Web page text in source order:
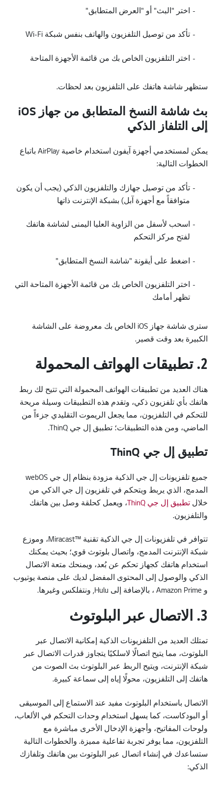
- اختر "البث" أو "العرض المتطابق"
- تأكد من توصيل التلفزيون والهاتف بنفس شبكة Wi-Fi
- اختر التلفزيون الخاص بك من قائمة الأجهزة المتاحة
ستظهر شاشة هاتفك على التلفزيون بعد لحظات.
بث شاشة النسخ المتطابق من جهاز iOS
إلى التلفاز الذكي
يمكن لمستخدمي أجهزة آيفون استخدام خاصية AirPlay باتباع
الخطوات التالية:
- تأكد من توصيل جهازك والتلفزيون الذكي (يجب أن يكون
متوافقاً مع أجهزة آبل) بشبكة الإنترنت ذاتها
- اسحب لأسفل من الزاوية العليا اليمنى لشاشة هاتفك
لفتح مركز التحكم
- اضغط على أيقونة "شاشة النسخ المتطابق"
- اختر التلفزيون الخاص بك من قائمة الأجهزة المتاحة التي
تظهر أمامك
سترى شاشة جهاز iOS الخاص بك معروضة على الشاشة
الكبيرة بعد وقت قصير.
2. تطبيقات الهواتف المحمولة
هناك العديد من تطبيقات الهواتف المحمولة التي تتيح لك ربط
هاتفك بأي تلفزيون ذكي، وتقدم هذه التطبيقات وسيلة مريحة
للتحكم في التلفزيون، مما يجعل الريموت التقليدي جزءاً من
الماضي، ومن هذه التطبيقات؛ تطبيق إل جي ThinQ.
تطبيق إل جي ThinQ
جميع تلفزيونات إل جي الذكية مزودة بنظام إل جي webOS
المدمج، الذي يربط ويتحكم في تلفزيون إل جي الذكي من
خلال تطبيق إل جي ThinQ
، ويعمل كحلقة وصل بين هاتفك
والتلفزيون.
تتوافر في تلفزيونات إل جي الذكية تقنية ™Miracast، وموزع
شبكة الإنترنت المدمج، واتصال بلوتوث قوي؛ بحيث يمكنك
استخدام هاتفك كجهاز تحكم عن بُعد، ويمنحك متعة الاتصال
الذكي والوصول إلى المحتوى المفضل لديك على منصة يوتيوب
و Amazon Prime ، بالإضافة إلى Hulu, ونتفلكس وغيرها.
3. الاتصال عبر البلوتوث
تمتلك العديد من التلفزيونات الذكية إمكانية الاتصال عبر
البلوتوث، مما يتيح اتصالًا لاسلكيًا يتجاوز قدرات الاتصال عبر
شبكة الإنترنت، ويتيح الربط عبر البلوتوث بث الصوت من
هاتفك إلى التلفزيون، محولًا إياه إلى سماعة كبيرة.
الاتصال باستخدام البلوتوث مفيد عند الاستماع إلى الموسيقى
أو البودكاست، كما يسهل استخدام وحدات التحكم في الألعاب،
ولوحات المفاتيح، وأجهزة الإدخال الأخرى مباشرة مع
التلفزيون، مما يوفر تجربة تفاعلية مميزة. والخطوات التالية
ستساعدك في إنشاء اتصال عبر البلوتوث بين هاتفك وتلفازك
الذكي: